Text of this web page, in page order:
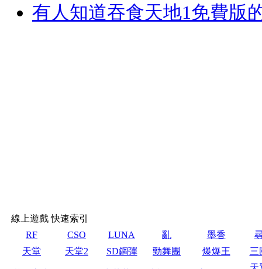
有人知道吞食天地1免費版
線上遊戲 快速索引
RF
CSO LUNA 亂 墨香
天堂
天堂2 SD鋼彈 勁舞團 爆爆王 三